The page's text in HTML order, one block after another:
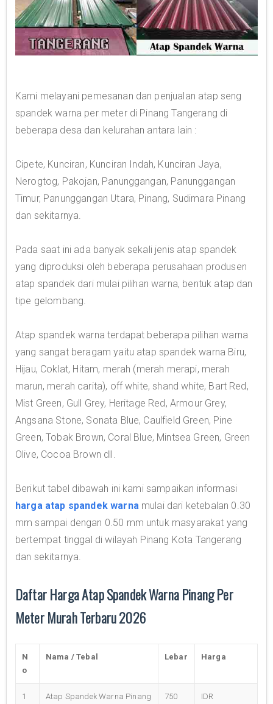
Kami melayani pemesanan dan penjualan atap seng
spandek warna per meter di Pinang Tangerang di
beberapa desa dan kelurahan antara lain :
Cipete, Kunciran, Kunciran Indah, Kunciran Jaya,
Nerogtog, Pakojan, Panunggangan, Panunggangan
Timur, Panunggangan Utara, Pinang, Sudimara Pinang
dan sekitarnya.
Pada saat ini ada banyak sekali jenis atap spandek
yang diproduksi oleh beberapa perusahaan produsen
atap spandek dari mulai pilihan warna, bentuk atap dan
tipe gelombang.
Atap spandek warna terdapat beberapa pilihan warna
yang sangat beragam yaitu atap spandek warna Biru,
Hijau, Coklat, Hitam, merah (merah merapi, merah
marun, merah carita), off white, shand white, Bart Red,
Mist Green, Gull Grey, Heritage Red, Armour Grey,
Angsana Stone, Sonata Blue, Caulfield Green, Pine
Green, Tobak Brown, Coral Blue, Mintsea Green, Green
Olive, Cocoa Brown dll.
Berikut tabel dibawah ini kami sampaikan informasi
harga atap spandek warnamulai dari ketebalan 0.30
mm sampai dengan 0.50 mm untuk masyarakat yang
bertempat tinggal di wilayah Pinang Kota Tangerang
dan sekitarnya.
Daftar Harga Atap Spandek Warna Pinang Per
Meter Murah Terbaru 2026
N
o
Nama / Tebal Lebar Harga
1
Atap Spandek Warna Pinang
750
IDR